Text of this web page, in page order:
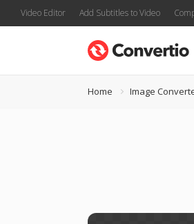
Video Editor Add Subtitles to Video
Home Image